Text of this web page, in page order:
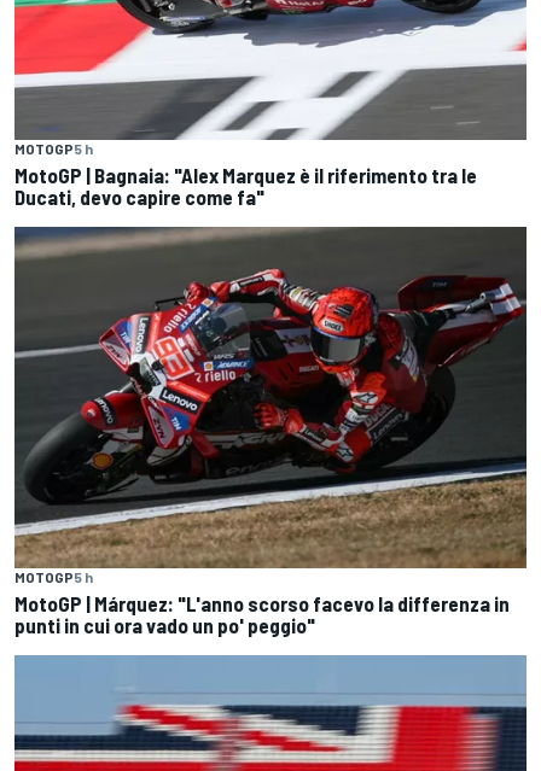
MOTOGP5 h
MotoGP | Bagnaia: "Alex Marquez è il riferimento tra le
Ducati, devo capire come fa"
MOTOGP5 h
MotoGP | Márquez: "L'anno scorso facevo la differenza in
punti in cui ora vado un po' peggio"